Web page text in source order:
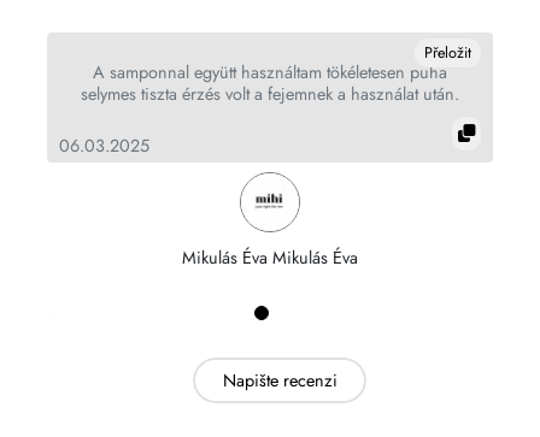
Přeložit
A samponnal együtt használtam tökéletesen puha
selymes tiszta érzés volt a fejemnek a használat után.
06.03.2025
Mikulás Éva Mikulás Éva
Napište recenzi